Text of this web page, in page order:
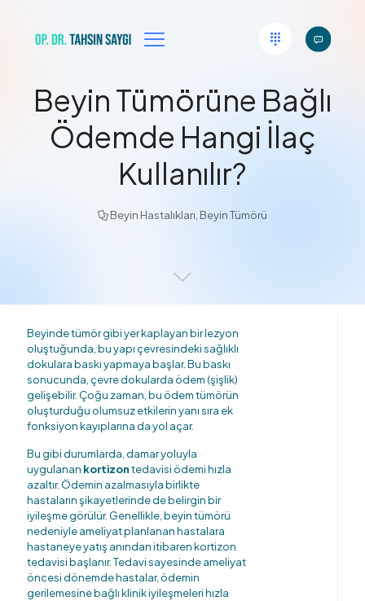
Beyin Tümörüne Bağlı
Ödemde Hangi İlaç
Kullanılır?
Beyin Hastalıkları Beyin Tümörü
Beyinde tümör gibi yer kaplayan bir lezyon
oluştuğunda, bu yapı çevresindeki sağlıklı
dokulara baskı yapmaya başlar. Bu baskı
sonucunda, çevre dokularda ödem (şişlik)
gelişebilir. Çoğu zaman, bu ödem tümörün
oluşturduğu olumsuz etkilerin yanı sıra ek
fonksiyon kayıplarına da yol açar.
Bu gibi durumlarda, damar yoluyla
uygulanan kortizontedavisi ödemi hızla
azaltır. Ödemin azalmasıyla birlikte
hastaların şikayetlerinde de belirgin bir
iyileşme görülür. Genellikle, beyin tümörü
nedeniyle ameliyat planlanan hastalara
hastaneye yatış anından itibaren kortizon
tedavisi başlanır. Tedavi sayesinde ameliyat
öncesi dönemde hastalar, ödemin
gerilemesine bağlı klinik iyileşmeleri hızla